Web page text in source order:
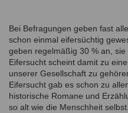
Bei Befragungen geben fast
schon einmal eifersüchtig
geben regelmäßig 30 % an, sie
Eifersucht scheint damit zu
unserer Gesellschaft zu
Eifersucht gab es schon zu
historische Romane und
so alt wie die Menschheit selbst.